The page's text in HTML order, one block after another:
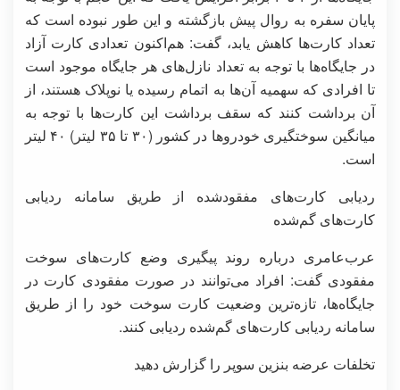
پایان سفره به روال پیش بازگشته و این طور نبوده است که
تعداد کارت‌ها کاهش یابد، گفت: هم‌اکنون تعدادی کارت آزاد
در جایگاه‌ها با توجه به تعداد نازل‌های هر جایگاه موجود است
تا افرادی که سهمیه آن‌ها به اتمام رسیده یا نوپلاک هستند، از
آن برداشت کنند که سقف برداشت این کارت‌ها با توجه به
میانگین سوختگیری خودروها در کشور (۳۰ تا ۳۵ لیتر) ۴۰ لیتر
است.
ردیابی کارت‌های مفقودشده از طریق سامانه ردیابی
کارت‌های گم‌شده
عرب‌عامری درباره روند پیگیری وضع کارت‌های سوخت
مفقودی گفت: افراد می‌توانند در صورت مفقودی کارت در
جایگاه‌ها، تازه‌ترین وضعیت کارت سوخت خود را از طریق
سامانه ردیابی کارت‌های گم‌شده ردیابی کنند.
تخلفات عرضه بنزین سوپر را گزارش دهید